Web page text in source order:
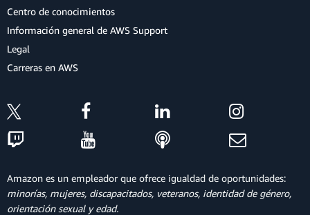
Centro de conocimientos
Información general de AWS Support
Legal
Carreras en AWS
Amazon es un empleador que ofrece igualdad de oportunidades:
minorías, mujeres, discapacitados, veteranos, identidad de género,
orientación sexual y edad.